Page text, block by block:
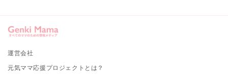
運営会社
元気ママ応援プロジェクトとは？